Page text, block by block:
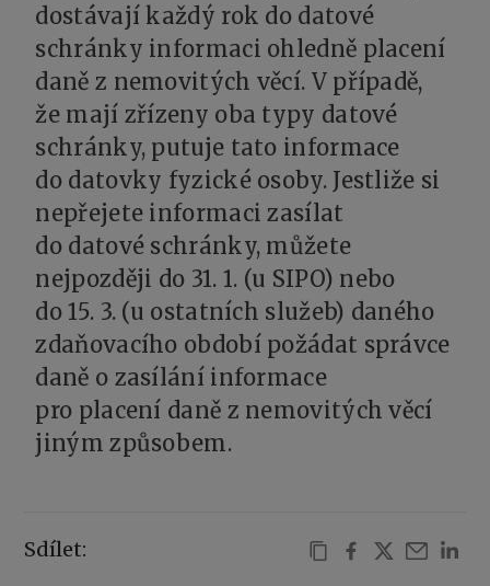
dostávají každý rok do datové
schránky informaci ohledně placení
daně z nemovitých věcí. V případě,
že mají zřízeny oba typy datové
schránky, putuje tato informace
do datovky fyzické osoby. Jestliže si
nepřejete informaci zasílat
do datové schránky, můžete
nejpozději do 31. 1. (u SIPO) nebo
do 15. 3. (u ostatních služeb) daného
zdaňovacího období požádat správce
daně o zasílání informace
pro placení daně z nemovitých věcí
jiným způsobem.
Sdílet: